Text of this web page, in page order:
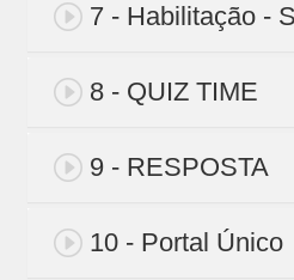
7 - Habilitação -
8 - QUIZ TIME
9 - RESPOSTA
10 - Portal Único